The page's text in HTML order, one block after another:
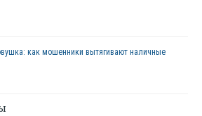
как мошенники вытягивают наличные